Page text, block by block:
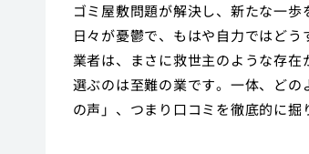
ゴミ屋敷問題が解決し、新たな一
日々が憂鬱で、もはや自力ではど
業者は、まさに救世主のような存
選ぶのは至難の業です。一体、ど
の声」、つまり口コミを徹底的に掘